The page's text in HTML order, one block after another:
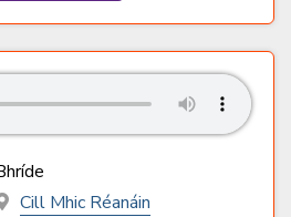
Cill Mhic Réanáin